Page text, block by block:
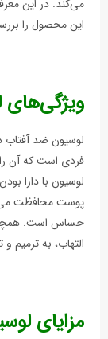
می‌کند. در این
این محصول را
ویژگی‌های
فردی است که آن
لوسیون با دارا
پوست محافظت
حساس است.
التهاب، به
مزایای